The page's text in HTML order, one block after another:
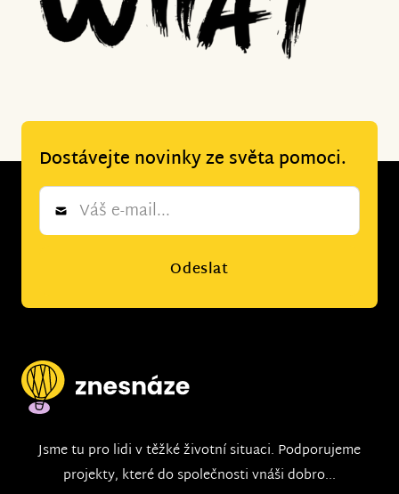
Dostávejte novinky ze světa pomoci.
Newsletter
Odeslat
Jsme tu pro lidi v těžké životní situaci. Podporujeme
projekty, které do společnosti vnáši dobro...